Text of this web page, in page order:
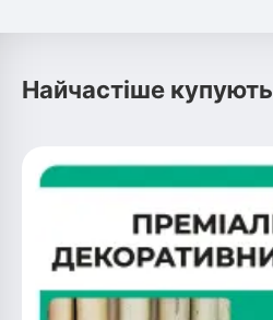
Найчастіше купують